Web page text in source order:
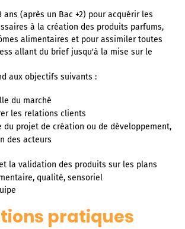
ans (après un Bac +2) pour acquérir les
à la création des produits parfums,
alimentaires et pour assimiler toutes
allant du brief jusqu'à la mise sur le
aux objectifs suivants :
du marché
les relations clients
du projet de création ou de développement,
des acteurs
la validation des produits sur les plans
qualité, sensoriel
pratiques